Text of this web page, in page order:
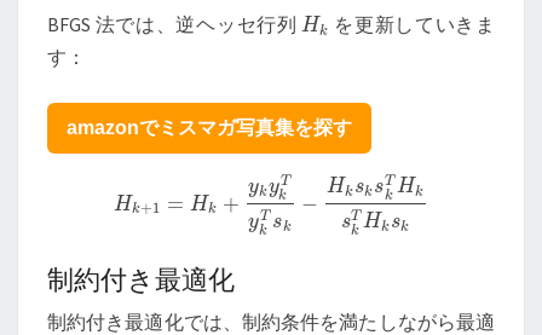
BFGS 法では、逆ヘッセ行列Hk
Hk を更新していきま
す：
amazonでミスマガ写真集を探す
Hk+1 = Hk +
ykyT
k
yT
k sk
−
HksksT
k Hk
sT
k Hksk
Hk+1 =Hk+yk ykTykTsk −H kskskTHkskT
制約付き最適化
制約付き最適化では、制約条件を満たしながら最適